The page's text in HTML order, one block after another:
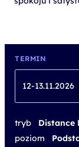
TERMIN
12-13.11.2026
tryb
Distance
poziom